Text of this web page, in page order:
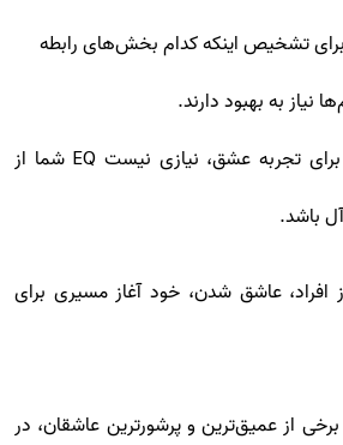
تشخیص اینکه کدام بخش‌های رابطه
به بهبود دارند.
خبر خوب این است که برای تجربه عشق، نیازی نیست EQ شما از
باشد.
افراد، عاشق شدن، خود آغاز مسیری برای
از عمیق‌ترین و پرشورترین عاشقان، در